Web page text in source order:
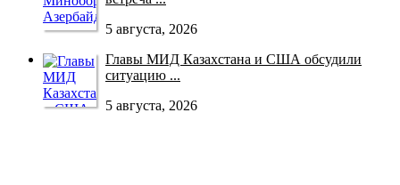
5 августа, 2026
Главы МИД Казахстана и США обсудили
ситуацию ...
5 августа, 2026